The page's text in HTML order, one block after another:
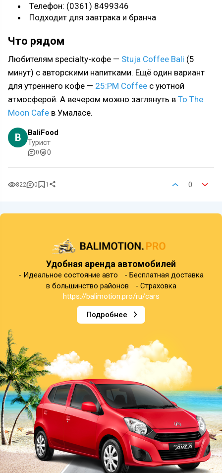
Телефон: (0361) 8499346
Подходит для завтрака и бранча
Что рядом
Любителям specialty-кофе — Stuja Coffee Bali (5
минут) с авторскими напитками. Ещё один вариант
для утреннего кофе — 25:PM Coffee с уютной
атмосферой. А вечером можно заглянуть в To The
Moon Cafe в Умаласе.
B
BaliFood
Турист
0 0
822 0 1 0
Удобная аренда автомобилей
- Идеальное состояние авто - Бесплатная доставка
в большинство районов - Страховка
https://balimotion.pro/ru/cars
Подробнее